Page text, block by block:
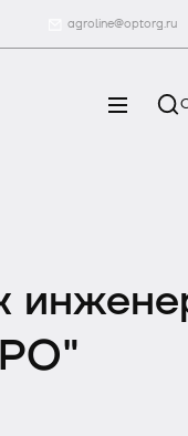
agroline@optorg.ru